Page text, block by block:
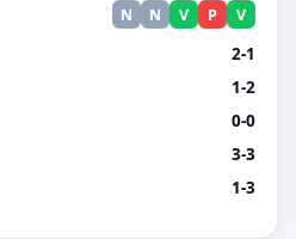
N N V P V
2-1
1-2
0-0
3-3
1-3